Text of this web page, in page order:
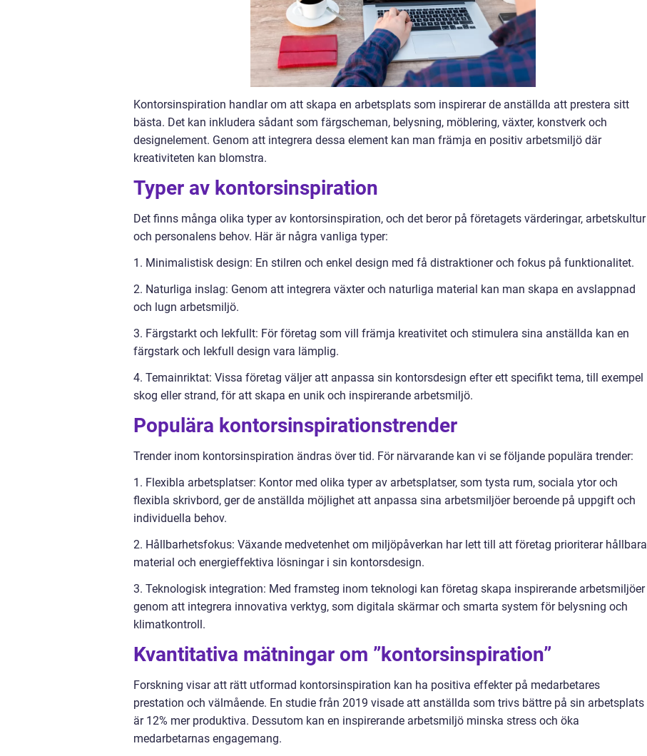
Kontorsinspiration handlar om att skapa en arbetsplats som inspirerar de anställda att prestera sitt
bästa. Det kan inkludera sådant som färgscheman, belysning, möblering, växter, konstverk och
designelement. Genom att integrera dessa element kan man främja en positiv arbetsmiljö där
kreativiteten kan blomstra.
Typer av kontorsinspiration
Det finns många olika typer av kontorsinspiration, och det beror på företagets värderingar, arbetskultur
och personalens behov. Här är några vanliga typer:
1. Minimalistisk design: En stilren och enkel design med få distraktioner och fokus på funktionalitet.
2. Naturliga inslag: Genom att integrera växter och naturliga material kan man skapa en avslappnad
och lugn arbetsmiljö.
3. Färgstarkt och lekfullt: För företag som vill främja kreativitet och stimulera sina anställda kan en
färgstark och lekfull design vara lämplig.
4. Temainriktat: Vissa företag väljer att anpassa sin kontorsdesign efter ett specifikt tema, till exempel
skog eller strand, för att skapa en unik och inspirerande arbetsmiljö.
Populära kontorsinspirationstrender
Trender inom kontorsinspiration ändras över tid. För närvarande kan vi se följande populära trender:
1. Flexibla arbetsplatser: Kontor med olika typer av arbetsplatser, som tysta rum, sociala ytor och
flexibla skrivbord, ger de anställda möjlighet att anpassa sina arbetsmiljöer beroende på uppgift och
individuella behov.
2. Hållbarhetsfokus: Växande medvetenhet om miljöpåverkan har lett till att företag prioriterar hållbara
material och energieffektiva lösningar i sin kontorsdesign.
3. Teknologisk integration: Med framsteg inom teknologi kan företag skapa inspirerande arbetsmiljöer
genom att integrera innovativa verktyg, som digitala skärmar och smarta system för belysning och
klimatkontroll.
Kvantitativa mätningar om ”kontorsinspiration”
Forskning visar att rätt utformad kontorsinspiration kan ha positiva effekter på medarbetares
prestation och välmående. En studie från 2019 visade att anställda som trivs bättre på sin arbetsplats
är 12% mer produktiva. Dessutom kan en inspirerande arbetsmiljö minska stress och öka
medarbetarnas engagemang.